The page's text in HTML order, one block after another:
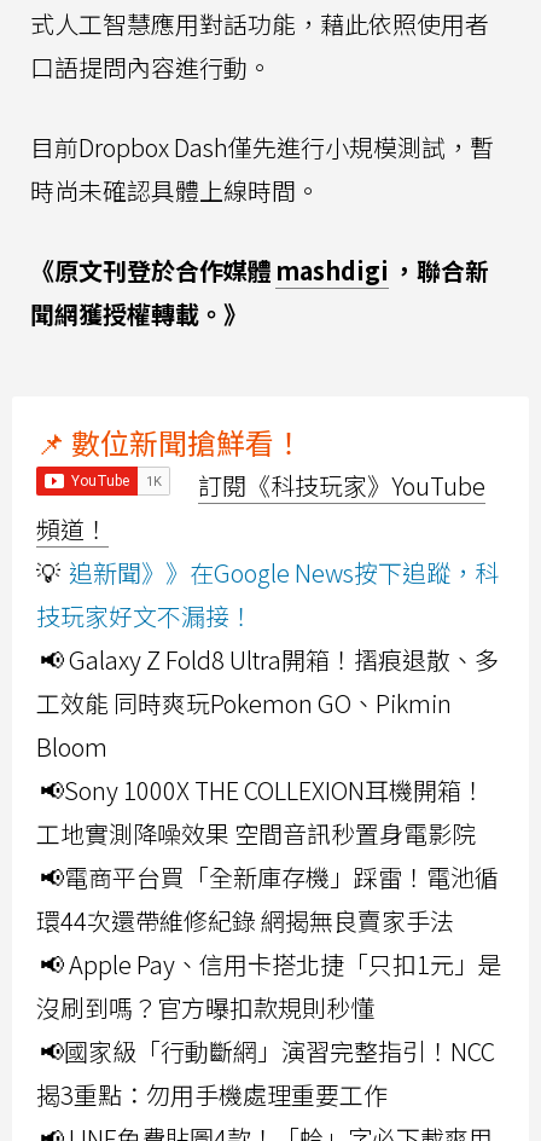
式人工智慧應用對話功能，藉此依照使用者
口語提問內容進行動。
目前Dropbox Dash僅先進行小規模測試，暫
時尚未確認具體上線時間。
《原文刊登於合作媒體 mashdigi ，聯合新
聞網獲授權轉載。》
📌 數位新聞搶鮮看！
訂閱《科技玩家》YouTube
頻道！
💡 追新聞》》在Google News按下追蹤，科
技玩家好文不漏接！
📢 Galaxy Z Fold8 Ultra開箱！摺痕退散、多
工效能 同時爽玩Pokemon GO、Pikmin
Bloom
📢Sony 1000X THE COLLEXION耳機開箱！
工地實測降噪效果 空間音訊秒置身電影院
📢電商平台買「全新庫存機」踩雷！電池循
環44次還帶維修紀錄 網揭無良賣家手法
📢 Apple Pay、信用卡搭北捷「只扣1元」是
沒刷到嗎？官方曝扣款規則秒懂
📢國家級「行動斷網」演習完整指引！NCC
揭3重點：勿用手機處理重要工作